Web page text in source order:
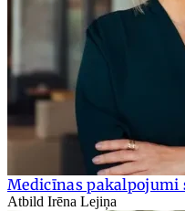
Medicīnas pakalpojumi
Atbild Irēna Lejiņa